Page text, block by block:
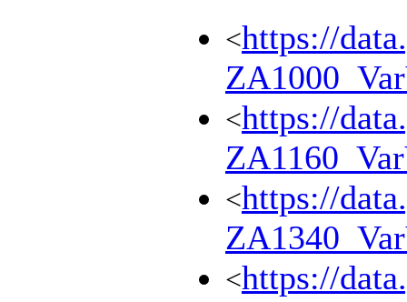
<https://
<https://
<https://
<https://